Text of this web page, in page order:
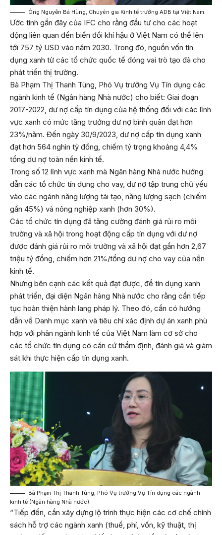
Ông Nguyễn Bá Hùng, Chuyên gia Kinh tế trưởng ADB tại Việt Nam.
Ước tính gần đây của IFC cho rằng đầu tư cho các hoạt
động liên quan đến biến đổi khí hậu ở Việt Nam có thể lên
tới 757 tỷ USD vào năm 2030. Trong đó, nguồn vốn tín
dụng xanh từ các tổ chức quốc tế đóng vai trò tạo đà cho
phát triển thị trường.
Bà Phạm Thị Thanh Tùng, Phó Vụ trưởng Vụ Tín dụng các
ngành kinh tế (Ngân hàng Nhà nước) cho biết: Giai đoạn
2017-2022, dư nợ cấp tín dụng của hệ thống đối với các lĩnh
vực xanh có mức tăng trưởng dư nợ bình quân đạt hơn
23%/năm. Đến ngày 30/9/2023, dư nợ cấp tín dụng xanh
đạt hơn 564 nghìn tỷ đồng, chiếm tỷ trọng khoảng 4,4%
tổng dư nợ toàn nền kinh tế.
Trong số 12 lĩnh vực xanh mà Ngân hàng Nhà nước hướng
dẫn các tổ chức tín dụng cho vay, dư nợ tập trung chủ yếu
vào các ngành năng lượng tái tạo, năng lượng sạch (chiếm
gần 45%) và nông nghiệp xanh (hơn 30%).
Các tổ chức tín dụng đã tăng cường đánh giá rủi ro môi
trường và xã hội trong hoạt động cấp tín dụng với dư nợ
được đánh giá rủi ro môi trường và xã hội đạt gần hơn 2,67
triệu tỷ đồng, chiếm hơn 21%/tổng dư nợ cho vay của nền
kinh tế.
Nhưng bên cạnh các kết quả đạt được, để tín dụng xanh
phát triển, đại diện Ngân hàng Nhà nước cho rằng cần tiếp
tục hoàn thiện hành lang pháp lý. Theo đó, cần có hướng
dẫn về Danh mục xanh và tiêu chí xác định dự án xanh phù
hợp với phân ngành kinh tế của Việt Nam làm cơ sở cho
các tổ chức tín dụng có căn cứ thẩm định, đánh giá và giám
sát khi thực hiện cấp tín dụng xanh.
Bà Phạm Thị Thanh Tùng, Phó Vụ trưởng Vụ Tín dụng các ngành
kinh tế (Ngân hàng Nhà nước).
“Tiếp đến, cần xây dựng lộ trình thực hiện các cơ chế chính
sách hỗ trợ các ngành xanh (thuế, phí, vốn, kỹ thuật, thị